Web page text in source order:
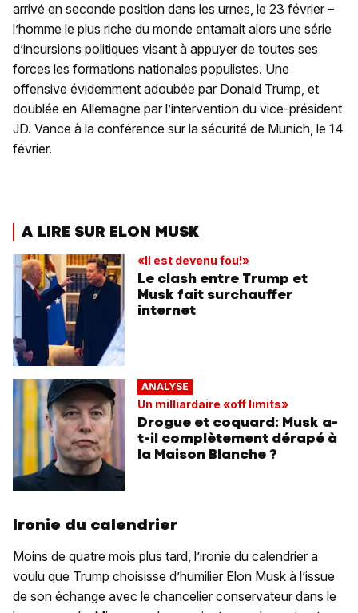
arrivé en seconde position dans les urnes, le 23 février –
l’homme le plus riche du monde entamait alors une série
d’incursions politiques visant à appuyer de toutes ses
forces les formations nationales populistes. Une
offensive évidemment adoubée par Donald Trump, et
doublée en Allemagne par l’intervention du vice-président
JD. Vance à la conférence sur la sécurité de Munich, le 14
février.
A LIRE SUR ELON MUSK
«Il est devenu fou!»
Le clash entre Trump et
Musk fait surchauffer
internet
ANALYSE
Un milliardaire «off limits»
Drogue et coquard: Musk a-
t-il complètement dérapé à
la Maison Blanche ?
Ironie du calendrier
Moins de quatre mois plus tard, l’ironie du calendrier a
voulu que Trump choisisse d’humilier Elon Musk à l’issue
de son échange avec le chancelier conservateur dans le